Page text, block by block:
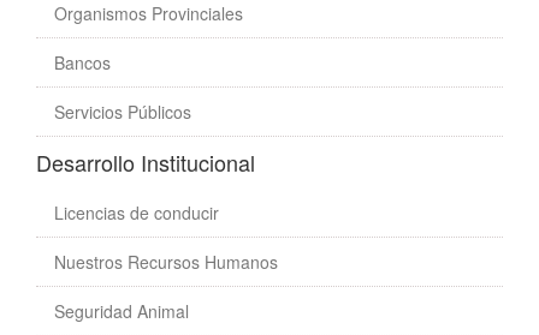
Organismos Provinciales
Bancos
Servicios Públicos
Desarrollo Institucional
Licencias de conducir
Nuestros Recursos Humanos
Seguridad Animal